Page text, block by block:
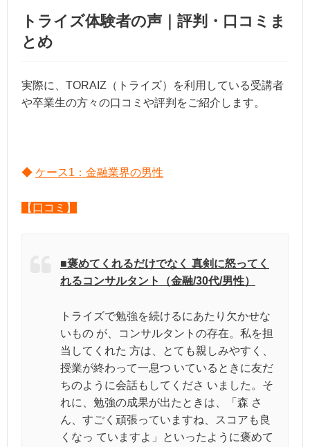
トライズ体験者の声｜評判・口コミま
とめ
実際に、TORAIZ（トライズ）を利用している受講者
や卒業生の方々の口コミや評判をご紹介します。
◆ ケース1：金融業界の男性
【口コミ】
■褒めてくれるだけでなく 真剣に怒ってく
れるコンサルタント（金融/30代/男性）
トライズで勉強を続けるにあたり欠かせな
いもの が、コンサルタントの存在。私を担
当してくれた 方は、とても親しみやすく、
授業が終わって一息つ いているときに友だ
ちのように会話もしてくださ いました。そ
れに、勉強の成果が出たときは、「森 さ
ん、すごく頑張っていますね、スコアも良
くなっ ていますよ」といったように褒めて